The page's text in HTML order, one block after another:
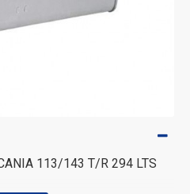
113/143 T/R 294 LTS